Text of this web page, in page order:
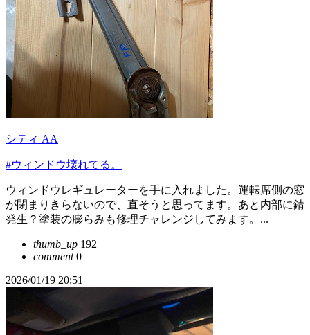
シティ AA
#ウィンドウ壊れてる。
ウィンドウレギュレーターを手に入れました。運転席側の窓
が閉まりきらないので、直そうと思ってます。あと内部に錆
発生？塗装の膨らみも修理チャレンジしてみます。...
thumb_up 192
comment0
2026/01/19 20:51